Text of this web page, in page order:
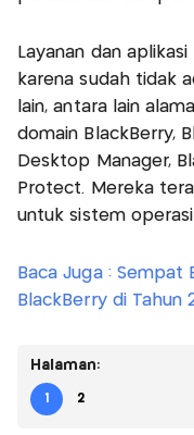
Layanan dan
karena sudah tidak
lain, antara lain
domain BlackBerry,
Desktop Manager,
Protect. Mereka
untuk sistem operasi
Baca Juga : Sempat
BlackBerry di Tahun
Halaman:
1 2